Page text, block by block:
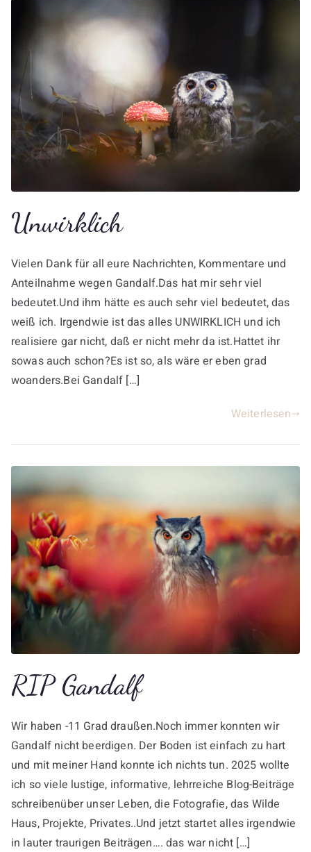
Unwirklich
Vielen Dank für all eure Nachrichten, Kommentare und
Anteilnahme wegen Gandalf.Das hat mir sehr viel
bedeutet.Und ihm hätte es auch sehr viel bedeutet, das
weiß ich. Irgendwie ist das alles UNWIRKLICH und ich
realisiere gar nicht, daß er nicht mehr da ist.Hattet ihr
sowas auch schon?Es ist so, als wäre er eben grad
woanders.Bei Gandalf […]
Weiterlesen
RIP Gandalf
Wir haben -11 Grad draußen.Noch immer konnten wir
Gandalf nicht beerdigen. Der Boden ist einfach zu hart
und mit meiner Hand konnte ich nichts tun. 2025 wollte
ich so viele lustige, informative, lehrreiche Blog-Beiträge
schreibenüber unser Leben, die Fotografie, das Wilde
Haus, Projekte, Privates..Und jetzt startet alles irgendwie
in lauter traurigen Beiträgen…. das war nicht […]